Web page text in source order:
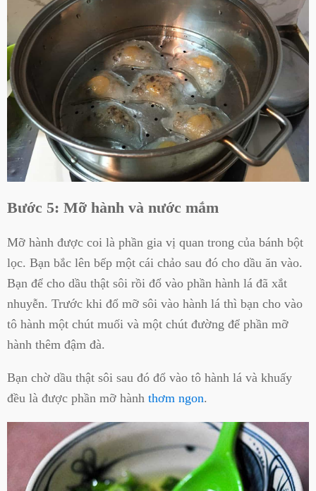
Bước 5: Mỡ hành và nước mắm
Mỡ hành được coi là phần gia vị quan trong của bánh bột
lọc. Bạn bắc lên bếp một cái chảo sau đó cho dầu ăn vào.
Bạn để cho dầu thật sôi rồi đổ vào phần hành lá đã xắt
nhuyễn. Trước khi đổ mỡ sôi vào hành lá thì bạn cho vào
tô hành một chút muối và một chút đường để phần mỡ
hành thêm đậm đà.
Bạn chờ dầu thật sôi sau đó đổ vào tô hành lá và khuấy
đều là được phần mỡ hành thơm ngon.